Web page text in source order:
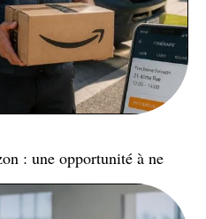
: une opportunité à ne